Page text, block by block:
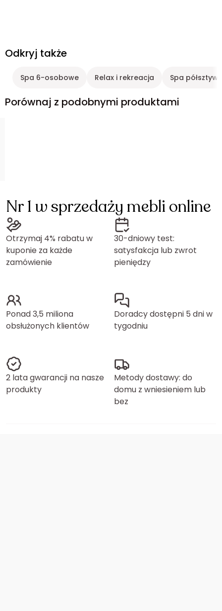
Odkryj także
Spa 6-osobowe Relax i rekreacja Spa
Porównaj z podobnymi produktami
Nr 1 w sprzedaży mebli online
Otrzymaj 4% rabatu w
kuponie za każde
zamówienie
30-dniowy test:
satysfakcja lub zwrot
pieniędzy
Ponad 3,5 miliona
obsłużonych klientów
Doradcy dostępni 5 dni w
tygodniu
2 lata gwarancji na nasze
produkty
Metody dostawy: do
domu z wniesieniem lub
bez